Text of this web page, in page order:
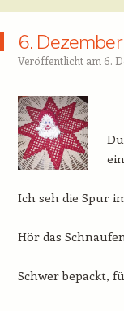
6. Dezember
Veröffentlicht am 6.
Ich seh die Spur
Hör das
Schwer bepackt,